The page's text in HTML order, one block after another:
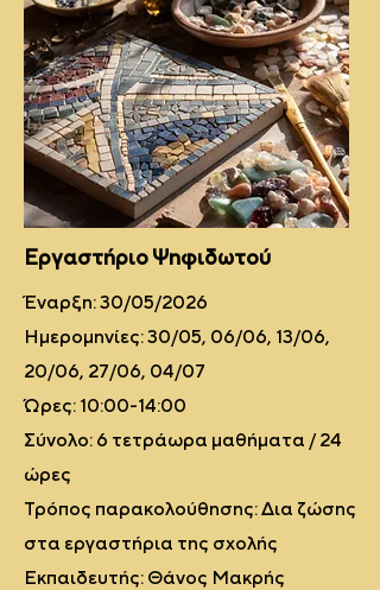
Εργαστήριο Ψηφιδωτού
Έναρξη: 30/05/2026
Ημερομηνίες: 30/05, 06/06, 13/06,
20/06, 27/06, 04/07
Ώρες: 10:00-14:00
Σύνολο: 6 τετράωρα μαθήματα / 24
ώρες
Τρόπος παρακολούθησης: Δια ζώσης
στα εργαστήρια της σχολής
Εκπαιδευτής: Θάνος Μακρής